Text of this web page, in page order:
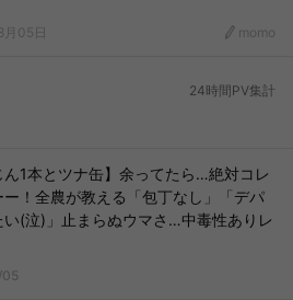
05日 momo
24時間PV集計
ん1本とツナ缶】余ってたら…絶対コレ
ー！全農が教える「包丁なし」「デパ
い(泣)」止まらぬウマさ…中毒性ありレ